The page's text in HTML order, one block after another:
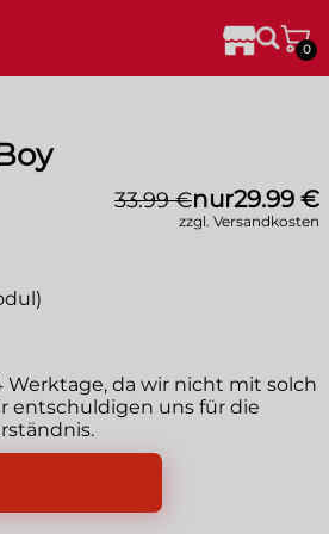
0
33.99 €nur29.99 €
zzgl. Versandkosten
Werktage, da wir nicht mit solch
entschuldigen uns für die